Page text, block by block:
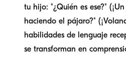
tu hijo: "¿Quién es ese?"
haciendo el pájaro?"
habilidades de lenguaje
se transforman en